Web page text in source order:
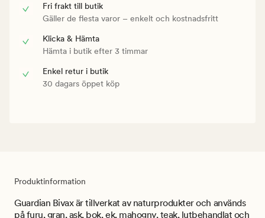
Fri frakt till butik
Gäller de flesta varor – enkelt och kostnadsfritt
Klicka & Hämta
Hämta i butik efter 3 timmar
Enkel retur i butik
30 dagars öppet köp
Produktinformation
Guardian Bivax är tillverkat av naturprodukter och används
på furu, gran, ask, bok, ek, mahogny, teak, lutbehandlat och